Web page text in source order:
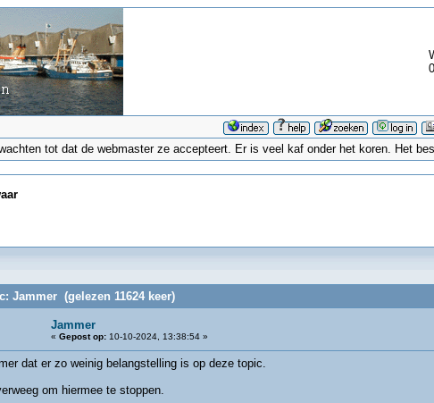
tot dat de webmaster ze accepteert. Er is veel kaf onder het koren. Het
Jammer (gelezen 11624 keer)
Jammer
« Gepost op:10-10-2024, 13:38:54 »
dat er zo weinig belangstelling is op deze topic.
om hiermee te stoppen.